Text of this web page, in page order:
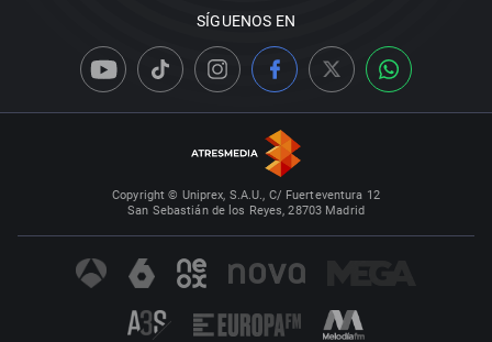
SÍGUENOS EN
Copyright © Uniprex, S.A.U., C/ Fuerteventura 12
San Sebastián de los Reyes, 28703 Madrid